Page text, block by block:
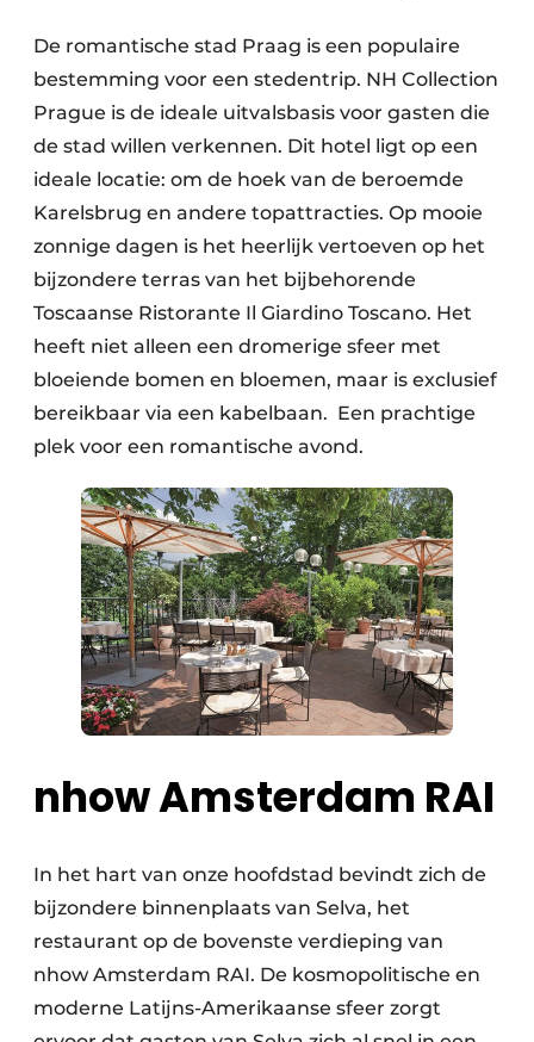
De romantische stad Praag is een populaire
bestemming voor een stedentrip. NH Collection
Prague is de ideale uitvalsbasis voor gasten die
de stad willen verkennen. Dit hotel ligt op een
ideale locatie: om de hoek van de beroemde
Karelsbrug en andere topattracties. Op mooie
zonnige dagen is het heerlijk vertoeven op het
bijzondere terras van het bijbehorende
Toscaanse Ristorante Il Giardino Toscano. Het
heeft niet alleen een dromerige sfeer met
bloeiende bomen en bloemen, maar is exclusief
bereikbaar via een kabelbaan. Een prachtige
plek voor een romantische avond.
nhow Amsterdam RAI
In het hart van onze hoofdstad bevindt zich de
bijzondere binnenplaats van Selva, het
restaurant op de bovenste verdieping van
nhow Amsterdam RAI. De kosmopolitische en
moderne Latijns-Amerikaanse sfeer zorgt